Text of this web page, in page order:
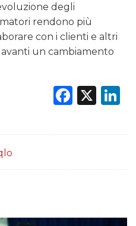
degli
rendono più
con i clienti e altri
un cambiamento
X